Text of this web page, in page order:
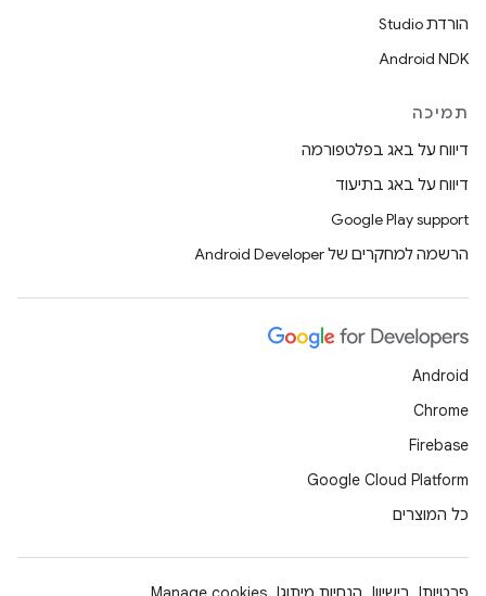
הורדת Studio
Android NDK
תמיכה
דיווח על באג בפלטפורמה
דיווח על באג בתיעוד
Google Play support
הרשמה למחקרים של Android Developer
Android
Chrome
Firebase
Google Cloud Platform
כל המוצרים